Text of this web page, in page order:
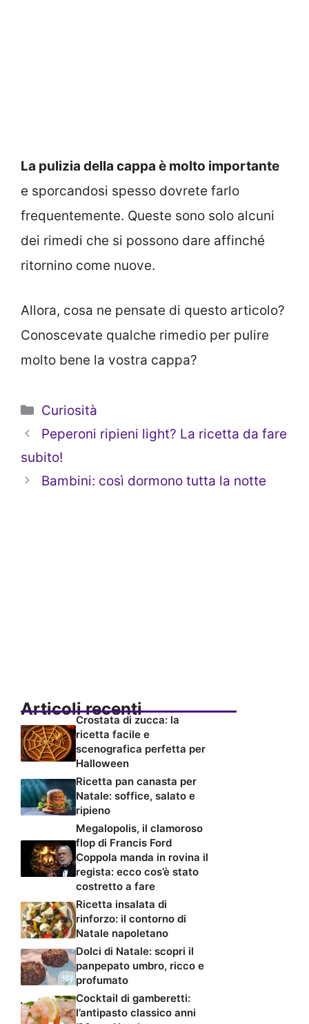
La pulizia della cappa è molto importante
e sporcandosi spesso dovrete farlo
frequentemente. Queste sono solo alcuni
dei rimedi che si possono dare affinché
ritornino come nuove.
Allora, cosa ne pensate di questo articolo?
Conoscevate qualche rimedio per pulire
molto bene la vostra cappa?
Categorie
Curiosità
Peperoni ripieni light? La ricetta da fare
subito!
Bambini: così dormono tutta la notte
Articoli recenti
Crostata di zucca: la
ricetta facile e
scenografica perfetta per
Halloween
Ricetta pan canasta per
Natale: soffice, salato e
ripieno
Megalopolis, il clamoroso
flop di Francis Ford
Coppola manda in rovina il
regista: ecco cos’è stato
costretto a fare
Ricetta insalata di
rinforzo: il contorno di
Natale napoletano
Dolci di Natale: scopri il
panpepato umbro, ricco e
profumato
Cocktail di gamberetti:
l’antipasto classico anni